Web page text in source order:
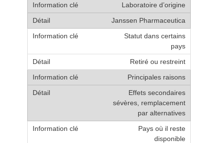
Laboratoire d’origine
Janssen Pharmaceutica
Statut dans certains
pays
Retiré ou restreint
Principales raisons
Effets secondaires
sévères, remplacement
par alternatives
Pays où il reste
disponible